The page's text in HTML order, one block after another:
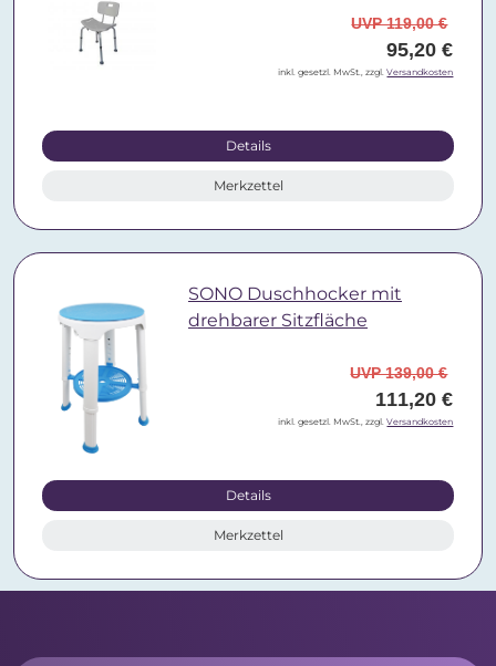
UVP 119,00 €
95,20 €
inkl. gesetzl. MwSt., zzgl.Versandkosten
Details
Merkzettel
SONO Duschhocker mit
drehbarer Sitzfläche
UVP 139,00 €
111,20 €
inkl. gesetzl. MwSt., zzgl.Versandkosten
Details
Merkzettel